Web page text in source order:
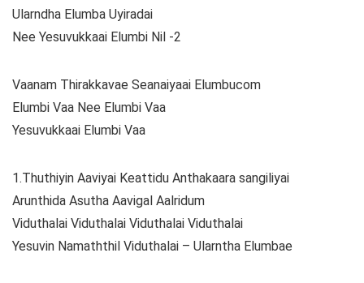
Ularndha Elumba Uyiradai
Nee Yesuvukkaai Elumbi Nil -2
Vaanam Thirakkavae Seanaiyaai Elumbucom
Elumbi Vaa Nee Elumbi Vaa
Yesuvukkaai Elumbi Vaa
1.Thuthiyin Aaviyai Keattidu Anthakaara sangiliyai
Arunthida Asutha Aavigal Aalridum
Viduthalai Viduthalai Viduthalai Viduthalai
Yesuvin Namaththil Viduthalai – Ularntha Elumbae